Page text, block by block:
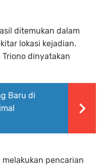
ditemukan dalam
lokasi kejadian.
dinyatakan
Baru di
melakukan pencarian